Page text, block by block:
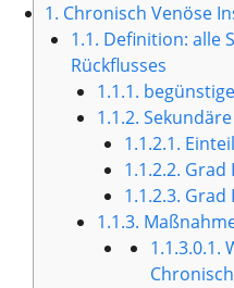
1. Chronisch Venöse
1.1. Definition: alle
Rückflusses
1.1.1.
1.1.2.
1.1.2.1.
1.1.2.2. Grad
1.1.2.3. Grad
1.1.3.
1.1.3.0.1.